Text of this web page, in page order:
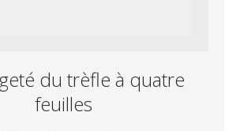
du trèfle à quatre
feuilles